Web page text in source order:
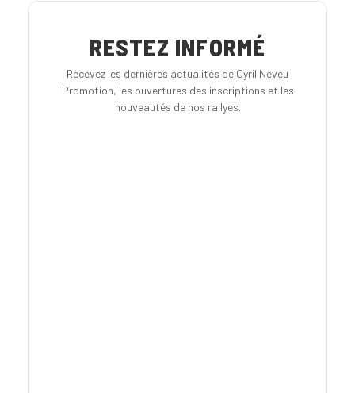
RESTEZ INFORMÉ
Recevez les dernières actualités de Cyril Neveu
Promotion, les ouvertures des inscriptions et les
nouveautés de nos rallyes.